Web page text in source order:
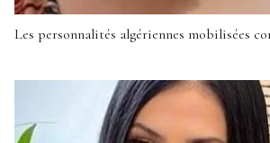
Les personnalités algériennes mobilisées